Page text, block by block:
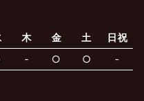
記事
地図 皮膚科
美容診療
0120-70-5929
木 金 土
日祝
- ○ ○ -